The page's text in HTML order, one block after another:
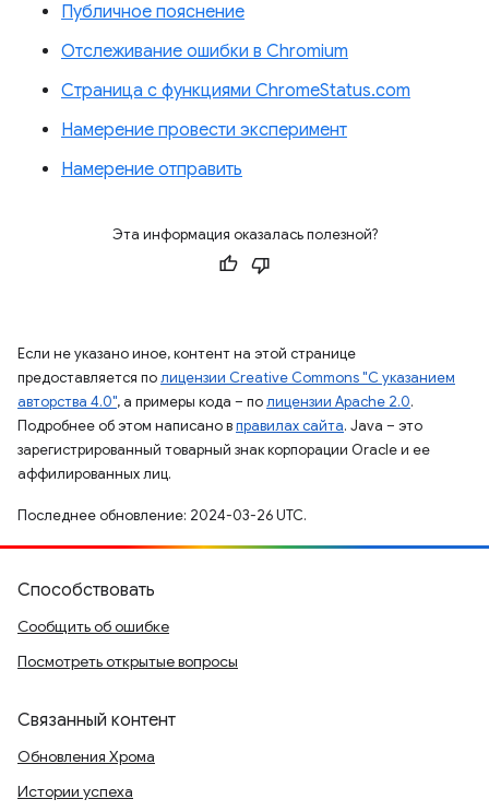
Публичное пояснение
Отслеживание ошибки в Chromium
Страница с функциями ChromeStatus.com
Намерение провести эксперимент
Намерение отправить
Эта информация оказалась полезной?
Если не указано иное, контент на этой странице
предоставляется полицензии Creative Commons "С указанием
авторства 4.0", а примеры кода – полицензии Apache 2.0.
Подробнее об этом написано вправилах сайта. Java – это
зарегистрированный товарный знак корпорации Oracle и ее
аффилированных лиц.
Последнее обновление: 2024-03-26 UTC.
Способствовать
Сообщить об ошибке
Посмотреть открытые вопросы
Связанный контент
Обновления Хрома
Истории успеха